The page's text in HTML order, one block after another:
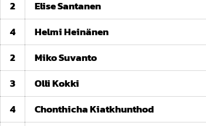
2
Elise Santanen
4
Helmi Heinänen
2
Miko Suvanto
3
Olli Kokki
4
Chonthicha Kiatkhunthod